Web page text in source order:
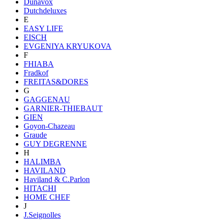
Dutchdeluxes
E
EASY LIFE
EISCH
EVGENIYA KRYUKOVA
F
FHIABA
Fradkof
FREITAS&DORES
G
GAGGENAU
GARNIER-THIEBAUT
GIEN
Goyon-Chazeau
Graude
GUY DEGRENNE
H
HALIMBA
HAVILAND
Haviland & C.Parlon
HITACHI
HOME CHEF
J
J.Seignolles